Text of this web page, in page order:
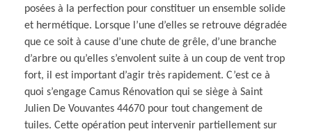
posées à la perfection pour constituer un ensemble solide
et hermétique. Lorsque l’une d’elles se retrouve dégradée
que ce soit à cause d’une chute de grêle, d’une branche
d’arbre ou qu’elles s’envolent suite à un coup de vent trop
fort, il est important d’agir très rapidement. C’est ce à
quoi s’engage Camus Rénovation qui se siège à Saint
Julien De Vouvantes 44670 pour tout changement de
tuiles. Cette opération peut intervenir partiellement sur